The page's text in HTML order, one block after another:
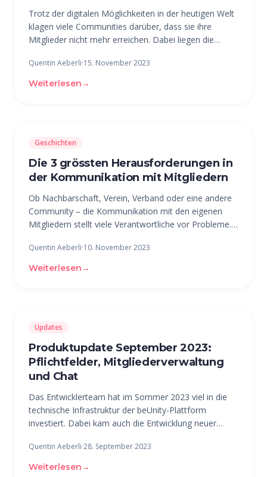
Trotz der digitalen Möglichkeiten in der heutigen Welt
klagen viele Communities darüber, dass sie ihre
Mitglieder nicht mehr erreichen. Dabei liegen die
gehen wir den Herausforderungen auf den Grund und
zeigen, welche Fehler
Quentin Aeberli·15. November 2023
Weiterlesen →
Geschichten
Die 3 grössten Herausforderungen in
der Kommunikation mit Mitgliedern
Ob Nachbarschaft, Verein, Verband oder eine andere
Community – die Kommunikation mit den eigenen
Mitgliedern stellt viele Verantwortliche vor Probleme.
Herausforderungen in der Mitgliederkommunikation
ein. Die Koordination einer
Quentin Aeberli·10. November 2023
Weiterlesen →
Updates
Produktupdate September 2023:
Pflichtfelder, Mitgliederverwaltung
und Chat
Das Entwicklerteam hat im Sommer 2023 viel in die
technische Infrastruktur der beUnity-Plattform
investiert. Dabei kam auch die Entwicklung neuer
ab sofort auf beUnity verfügbar. Pflichtfelder Wir
beginnen gleich mit der
Quentin Aeberli·28. September 2023
Weiterlesen →